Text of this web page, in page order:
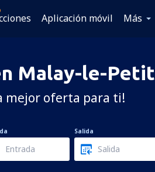
Aplicación móvil Más
Malay-le-Petit
mejor oferta para ti!
Salida